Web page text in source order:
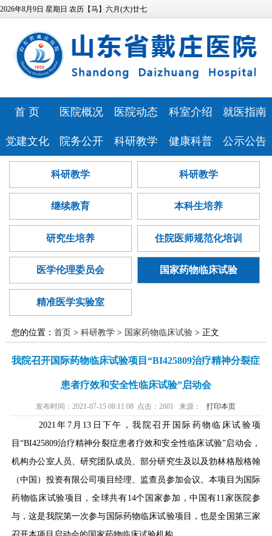
2026年8月9日 星期日 农历【马】六月(大)廿七
首 页 医院概况
医院简介
领导班子
发展历程
医疗资源
医院位置
医院动态
医院新闻
媒体报道
科室介绍
特色科室
心理健康中
心
医技科室
就医指南
专家风采
预约挂号
药事咨询
查询服务
党建文化
历史纪念馆
巾帼文明岗
青年文明号
廉政建设
院务公开
信息公开
服务指南
信访投诉
预算公开
科研教学
继续教育
研究生培养
住院医师规
验室
健康科普
讲座报告
病友心声
心理云讲堂
公示公告
人事招聘
医疗技术公
告
招标采购
科研教学 科研教学
继续教育 本科生培养
研究生培养 住院医师规范化培训
医学伦理委员会 国家药物临床试验
精准医学实验室
您的位置： 首页 > 科研教学> 国家药物临床试验> 正文
我院召开国际药物临床试验项目“BI425809治疗精神分裂症
患者疗效和安全性临床试验”启动会
发布时间：2021-07-15 08:11:08 点击：2601 来源：打印本页
2021年7月13日下午，我院召开国际药物临床试验项
目“BI425809治疗精神分裂症患者疗效和安全性临床试验”启动会，
机构办公室人员、研究团队成员、部分研究生及以及勃林格殷格翰
（中国）投资有限公司项目经理、监查员参加会议。本项目为国际
药物临床试验项目，全球共有14个国家参加，中国有11家医院参
与，这是我院第一次参与国际药物临床试验项目，也是全国第三家